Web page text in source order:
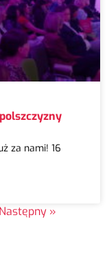
za nami! 16
Następny »